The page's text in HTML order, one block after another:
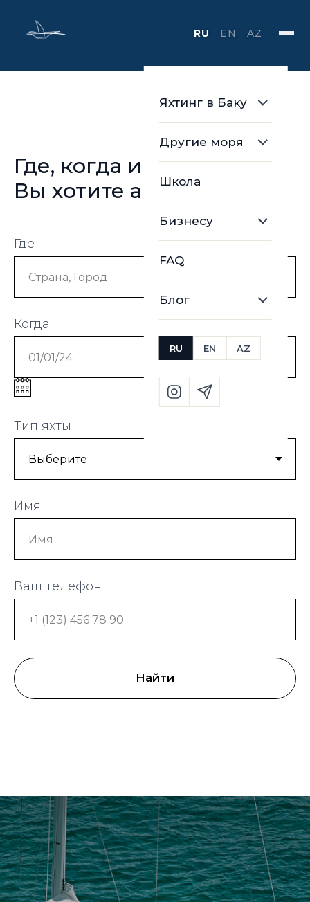
RU EN AZ
Яхтинг в Баку
Другие моря
Школа
Бизнесу
FAQ
Блог
RU EN AZ
Где, когда и какую яхту
Вы хотите арендовать
Где
Когда
Тип яхты
Имя
Ваш телефон
Найти